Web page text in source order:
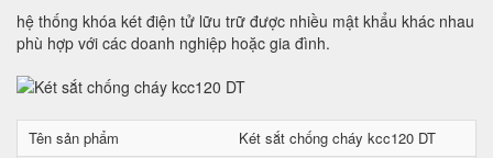
hệ thống khóa két điện tử lữu trữ được nhiều mật khẩu khác nhau
phù hợp với các doanh nghiệp hoặc gia đình.
Tên sản phẩm
Két sắt chống cháy kcc120 DT